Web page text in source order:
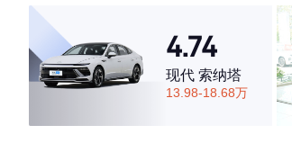
4.74
现代 索纳塔
13.98-18.68万